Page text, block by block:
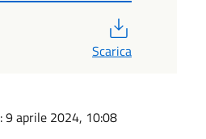
Scarica
: 9 aprile 2024, 10:08